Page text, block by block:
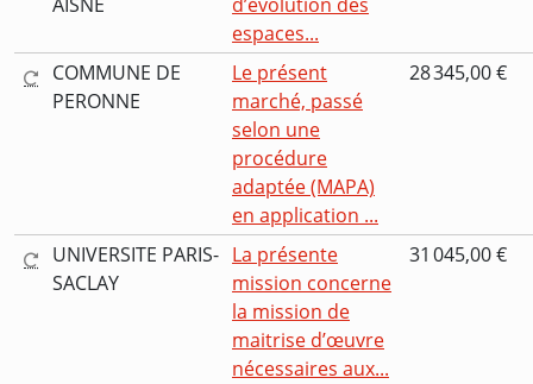
espaces...
COMMUNE DE
PERONNE
Le présent
marché, passé
selon une
procédure
adaptée (MAPA)
en application ...
28 345,00 €
UNIVERSITE PARIS-
SACLAY
La présente
mission concerne
la mission de
maitrise d’œuvre
nécessaires aux...
31 045,00 €